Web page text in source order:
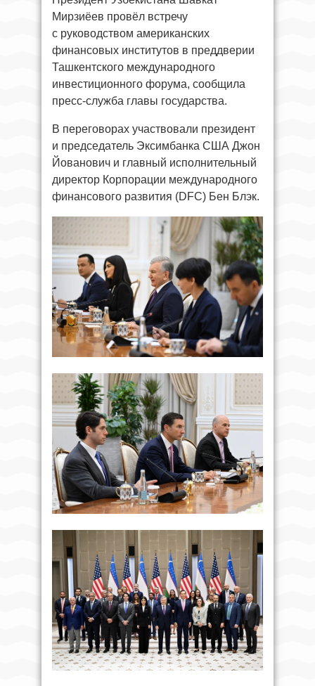
Мирзиёев провёл встречу
с руководством американских
финансовых институтов в преддверии
Ташкентского международного
инвестиционного форума, сообщила
пресс-служба главы государства.
В переговорах участвовали президент
и председатель Эксимбанка США Джон
Йованович и главный исполнительный
директор Корпорации международного
финансового развития (DFC) Бен Блэк.